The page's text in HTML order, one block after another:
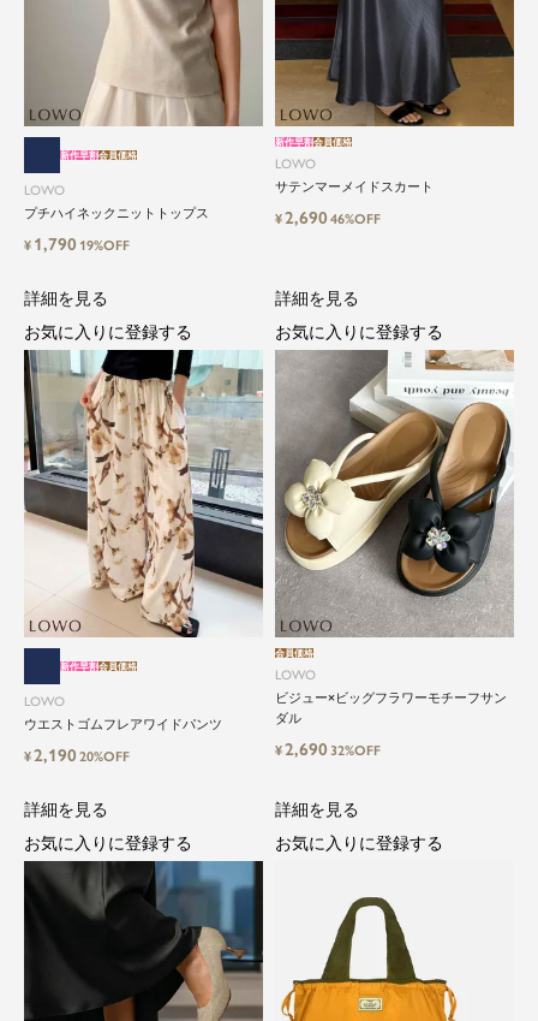
気軽に楽しめる低価格でトレンドを取
り入れたファッションブランド
LOWO（ロワ）は、アパレルはもちろん、インナ
ー、バッグやシューズ、小物まで、驚くほどリー
ズナブルにラインナップ。
LOWO
プチハイネックニットトップス
新作早割会員価格
¥ 1,790 19%OFF
LOWO
サテンマーメイドスカート
新作早割会員価格
¥2,69046%OFF
LOWO
ウエストゴムフレアワイドパンツ
新作早割会員価格
¥2,19020%OFF
詳細を見る
お気に入りに登録する
LOWO
ビジュー×ビッグフラワーモチーフサン
ダル
会員価格
¥2,69032%OFF
詳細を見る
お気に入りに登録する
詳細を見る
お気に入りに登録する
詳細を見る
お気に入りに登録する